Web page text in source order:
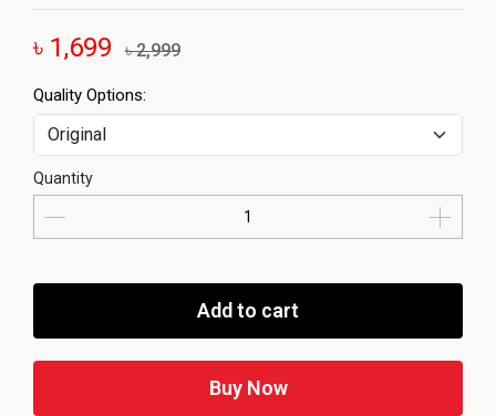
৳ 1,699 ৳ 2,999
Quality Options:
Quantity
Add to cart
Buy Now